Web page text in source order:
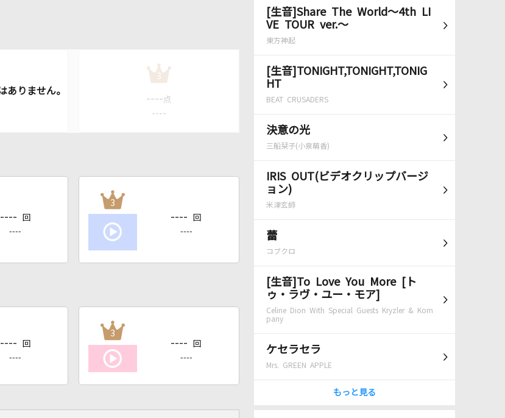
[生音]Share The World～4th LI
VE TOUR ver.～
東方神起
[生音]TONIGHT,TONIGHT,TONIG
HT
BEAT CRUSADERS
決意の光
三船栞子(小泉萌香)
IRIS OUT(ビデオクリップバージ
ョン)
米津玄師
蕾
コブクロ
[生音]To Love You More [ト
ゥ・ラヴ・ユー・モア]
Celine Dion With Special Guests Kryzler & Kom
pany
ケセラセラ
Mrs. GREEN APPLE
もっと見る
3
---- 点
----
---- 回
----
3
---- 回
----
---- 回
----
3
---- 回
----